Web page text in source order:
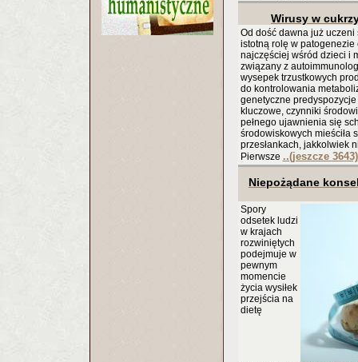
Wirusy w
Od dość dawna już uczeni
istotną rolę w
najczęściej wśród dzieci i
związany z
wysepek trzustkowych
do kontrolowania
genetyczne
kluczowe, czynniki
pełnego ujawnienia się
środowiskowych mieściła
przesłankach, jakkolwiek
Pierwsze ..(jeszcze 3643)
Niepożądane
Spory
odsetek ludzi
w krajach
rozwiniętych
podejmuje w
pewnym
momencie
życia wysiłek
przejścia na
dietę